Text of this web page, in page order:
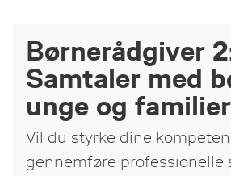
Børnerådgiver
Samtaler med
unge og familier
Vil du styrke dine
gennemføre professionelle